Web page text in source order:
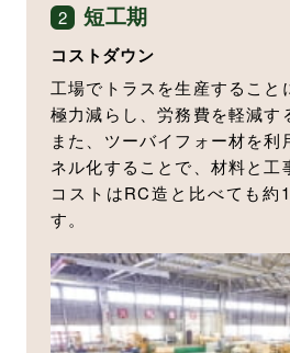
2 短工期
コストダウン
工場でトラスを生産すること
極力減らし、労務費を軽減す
また、ツーバイフォー材を
ネル化することで、材料と工
コストはRC造と比べても約
す。